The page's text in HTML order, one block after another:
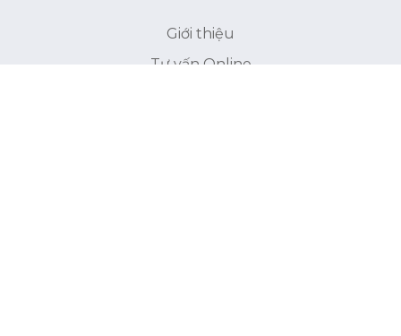
Giới thiệu
Tư vấn Online